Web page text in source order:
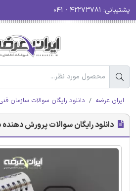
پشتیبانی:
ایران عرضه دانلود رایگان سوالات سازمان
دانلود رایگان سوالات پرورش